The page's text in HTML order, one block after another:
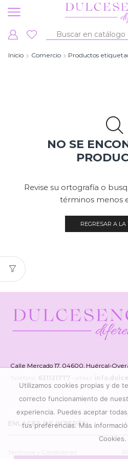
Inicio Comercio Productos
NO SE
Revise su ortografía o
términos menos
REGRESAR A
Calle Mercado 17, 04600, Huércal-
Teléfono: 621121777
ENLACES DE INTERÉS
Términos y Condiciones
Utilizamos cookies propias y de
correcto funcionamiento de
experiencia. Puedes aceptar
tus preferencias. Más
Cookies.